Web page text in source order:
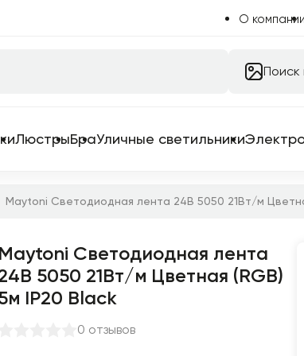
О компании
Поиск
систем
ЛюстрыБраУличные светильники
Maytoni Светодиодная лента 24В 5050 21Вт/м
Светодиодная лента
5050 21Вт/м Цветная (RGB)
IP20 Black
0 отзывов